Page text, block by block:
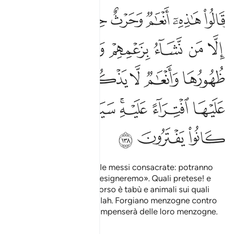
وقالوا هاذه انعام وحرث حجر لا يطعمها الا من نشاء بزعمهم وانعام
وَقَالُوا۟ هَـٰذِهِۦٓ أَنْعَـٰمٌۭ وَحَرْثٌ حِجْرٌۭ لَّا يَطْعَمُهَآ إِلَّا مَن نَّشَآءُ بِزَعْمِهِمْ
ﱁﱂﱃﱄﱅ
ﱈﱉ ﱊﱋﱌ
ﱎﱏﱐﱑ
ﱔﱕﱖﱗﱘ
ﱚﱛﱜ
E dicono: «Ecco i greggi e le messi consacrate: potranno
cibarsene solo quelli che designeremo». Quali pretese! e
[designano] animali il cui dorso è tabù e animali sui quali
non invocano il Nome di Allah. Forgiano menzogne contro
! Presto [Allah] li compenserà delle loro menzogne.